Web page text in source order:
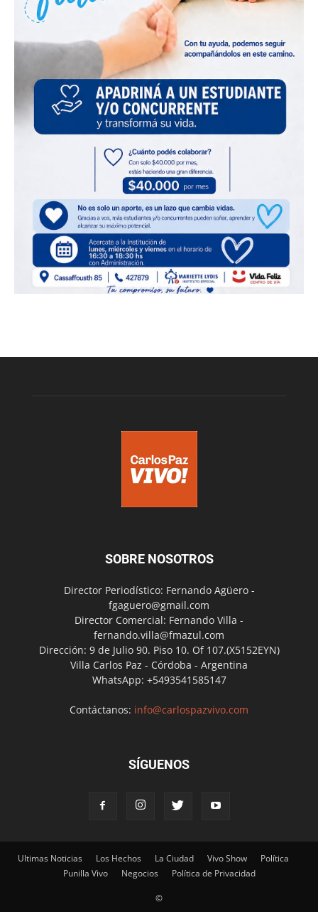
SOBRE NOSOTROS
Director Periodístico: Fernando Agüero -
fgaguero@gmail.com
Director Comercial: Fernando Villa -
fernando.villa@fmazul.com
Dirección: 9 de Julio 90. Piso 10. Of 107.(X5152EYN)
Villa Carlos Paz - Córdoba - Argentina
WhatsApp: +5493541585147
Contáctanos: info@carlospazvivo.com
SÍGUENOS
Ultimas Noticias Los Hechos La Ciudad Vivo Show
Política
Punilla Vivo
Negocios Política de Privacidad
©